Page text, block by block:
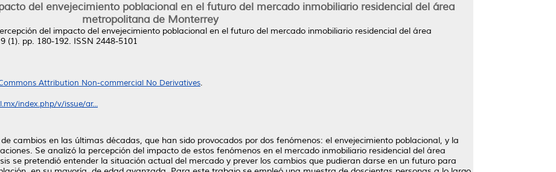
del envejecimiento poblacional en el futuro del mercado inmobiliario residencial del área
metropolitana de Monterrey
del impacto del envejecimiento poblacional en el futuro del mercado inmobiliario residencial del área
(1). pp. 180-192. ISSN 2448-5101
Attribution Non-commercial No Derivatives.
index.php/v/issue/ar...
cambios en las últimas décadas, que han sido provocados por dos fenómenos: el envejecimiento poblacional, y la
Se analizó la percepción del impacto de estos fenómenos en el mercado inmobiliario residencial del área
se pretendió entender la situación actual del mercado y prever los cambios que pudieran darse en un futuro para